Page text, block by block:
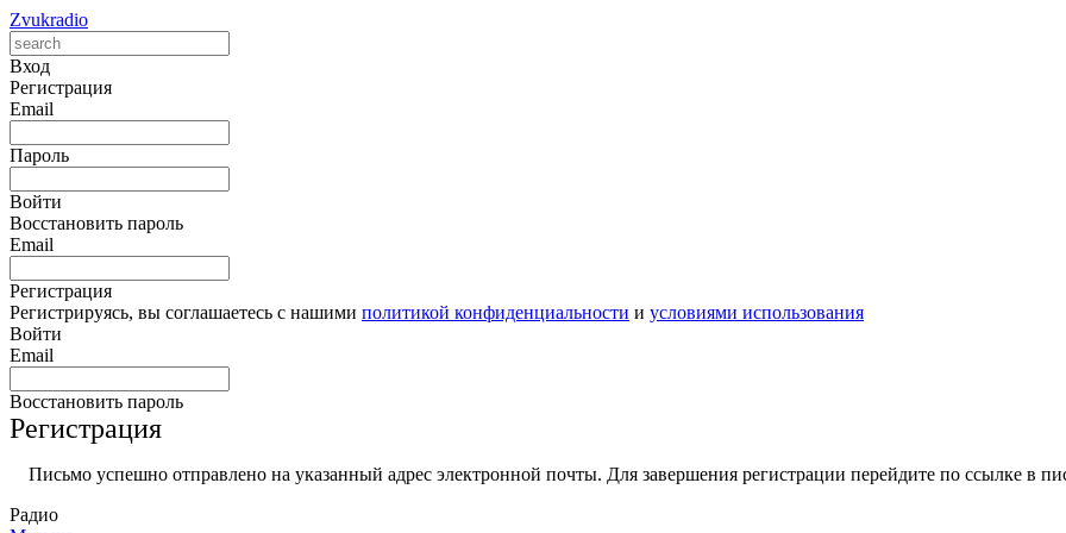
Zvukradio
Вход
Регистрация
Email
Пароль
Войти
Восстановить пароль
Email
Регистрация
Регистрируясь, вы соглашаетесь с нашими политикой конфиденциальности и условиями использования
Войти
Email
Восстановить пароль
Регистрация
Письмо успешно отправлено на указанный адрес электронной почты. Для завершения регистрации перейдите по ссылке в
Радио